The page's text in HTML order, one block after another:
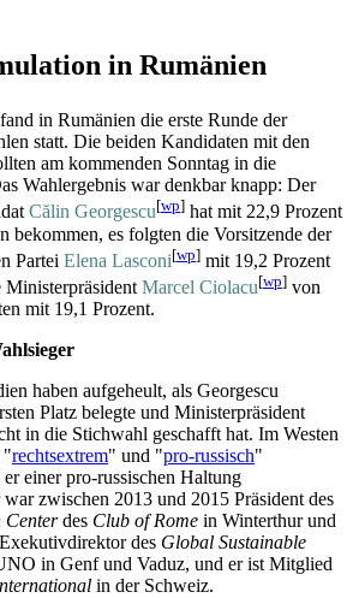
in Rumänien
in Rumänien die erste Runde der
statt. Die beiden Kandidaten mit den
am kommenden Sonntag in die
Wahlergebnis war denkbar knapp: Der
Călin Georgescu[wp] hat mit 22,9 Prozent
bekommen, es folgten die Vorsitzende der
Partei Elena Lasconi[wp] mit 19,2 Prozent
Ministerpräsident Marcel Ciolacu[wp] von
mit 19,1 Prozent.
haben aufgeheult, als Georgescu
Platz belegte und Ministerpräsident
in die Stichwahl geschafft hat. Im Westen
"rechtsextrem" und "pro-russisch"
einer pro-russischen Haltung
zwischen 2013 und 2015 Präsident des
Centerdes Club of Rome in Winterthur und
des Global Sustainable
in Genf und Vaduz, und er ist Mitglied
in der Schweiz.